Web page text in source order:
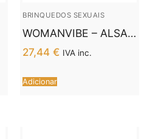
BRINQUEDOS SEXUAIS
WOMANVIBE – ALSAN
EGG CONTROLE
REMOTO PRETO
SILICONE ROXO
27,44 € IVA inc.
Adicionar